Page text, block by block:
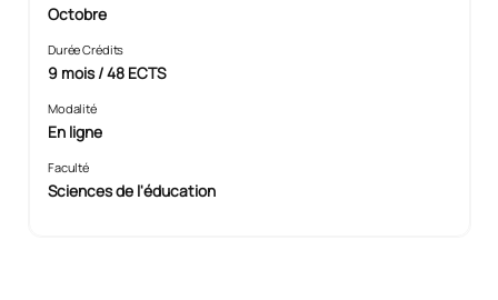
Octobre
Durée Crédits
9 mois / 48 ECTS
Modalité
En ligne
Faculté
Sciences de l'éducation